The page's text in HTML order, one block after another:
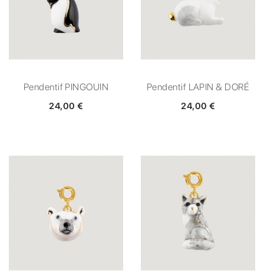
Pendentif PINGOUIN
24,00 €
Pendentif LAPIN & DORÉ
24,00 €